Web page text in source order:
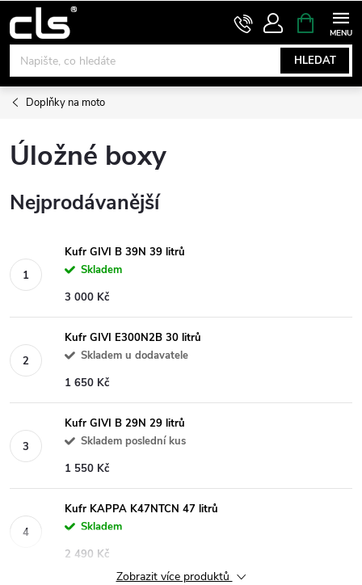
na
obsah
HLEDAT
NÁKUPNÍ
KOŠÍK
Doplňky na moto
Úložné boxy
Nejprodávanější
Kufr GIVI B 39N 39 litrů
Skladem
3 000 Kč
Kufr GIVI E300N2B 30 litrů
Skladem u dodavatele
1 650 Kč
Kufr GIVI B 29N 29 litrů
Skladem poslední kus
1 550 Kč
Kufr KAPPA K47NTCN 47 litrů
Skladem
2 490 Kč
Zobrazit více produktů